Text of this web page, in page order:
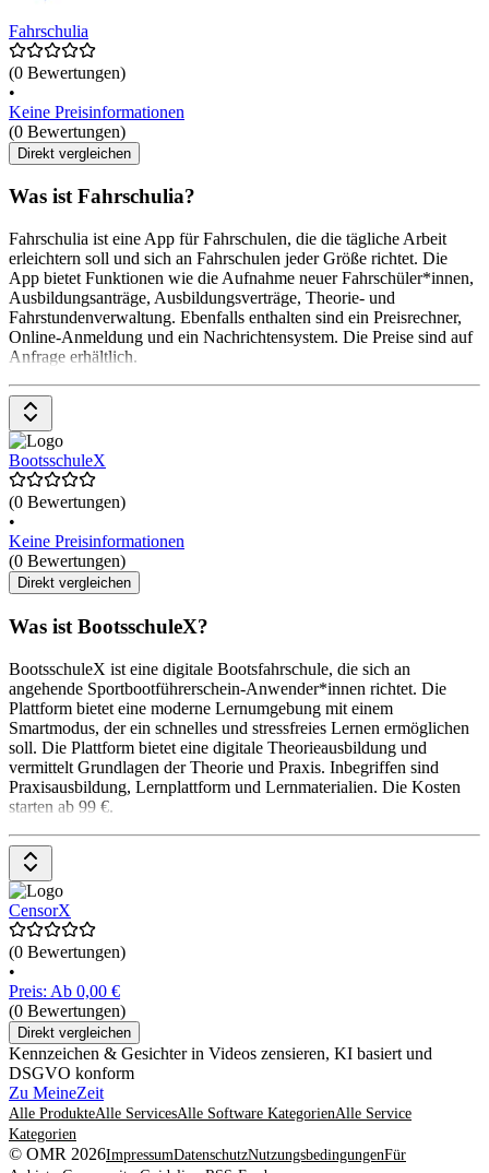
Fahrschulia
(0 Bewertungen)
•
Keine Preisinformationen
(0 Bewertungen)
Direkt vergleichen
Was ist Fahrschulia?
Fahrschulia ist eine App für Fahrschulen, die die tägliche Arbeit
erleichtern soll und sich an Fahrschulen jeder Größe richtet. Die
App bietet Funktionen wie die Aufnahme neuer Fahrschüler*innen,
Ausbildungsanträge, Ausbildungsverträge, Theorie- und
Fahrstundenverwaltung. Ebenfalls enthalten sind ein Preisrechner,
Online-Anmeldung und ein Nachrichtensystem. Die Preise sind auf
Anfrage erhältlich.
BootsschuleX
(0 Bewertungen)
•
Keine Preisinformationen
(0 Bewertungen)
Direkt vergleichen
Was ist BootsschuleX?
BootsschuleX ist eine digitale Bootsfahrschule, die sich an
angehende Sportbootführerschein-Anwender*innen richtet. Die
Plattform bietet eine moderne Lernumgebung mit einem
Smartmodus, der ein schnelles und stressfreies Lernen ermöglichen
soll. Die Plattform bietet eine digitale Theorieausbildung und
vermittelt Grundlagen der Theorie und Praxis. Inbegriffen sind
Praxisausbildung, Lernplattform und Lernmaterialien. Die Kosten
starten ab 99 €.
CensorX
(0 Bewertungen)
•
Preis: Ab 0,00 €
(0 Bewertungen)
Direkt vergleichen
Kennzeichen & Gesichter in Videos zensieren, KI basiert und
DSGVO konform
Zu MeineZeit
Alle ProdukteAlle ServicesAlle Software KategorienAlle Service
Kategorien
© OMR 2026ImpressumDatenschutzNutzungsbedingungenFür